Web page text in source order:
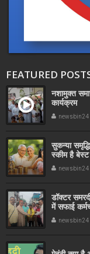
FEATURED
नशामुक्त
कार्यक्रम
newsbin24
सुकन्या
स्कीम है बेस्ट
newsbin24
डॉक्टर
में सफाई
सहयोग किया
newsbin24